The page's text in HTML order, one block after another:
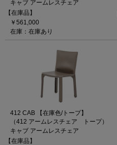
キャブ アームレスチェア
【在庫品】
￥561,000
在庫：在庫あり
412 CAB 【在庫色/トープ】
（412 アームレスチェア トープ）
キャブ アームレスチェア
【在庫品】